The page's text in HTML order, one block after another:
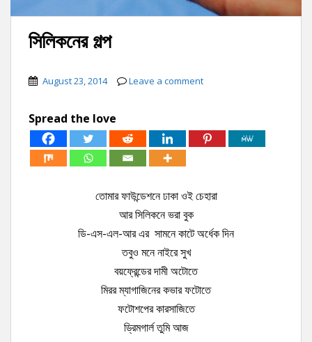
সিলিকনের গল্প
August 23, 2014 Leave a comment
Spread the love
তোমার ফাউন্ডেশনে ঢাকা ওই চেহারা
আর সিলিকনে ভরা বুক
ডি-এস-এল-আর এর সামনে কাটে অর্ধেক দিন
তবুও মনে নাইরে সুখ
বয়ফ্রেন্ডের দামী অটোতে
মিরর ম্যাগাজিনের কভার ফটোতে
ফটোশপের কারসাজিতে
ড্রিমগার্ল তুমি আজ